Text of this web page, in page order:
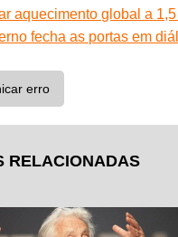
aquecimento global a 1,5
fecha as portas em
erro
RELACIONADAS